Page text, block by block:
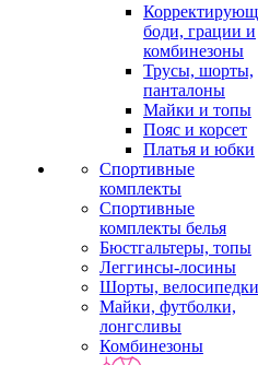
боди, грации и
комбинезоны
Трусы, шорты,
панталоны
Майки и топы
Пояс и корсет
Платья и юбки
Спортивные
комплекты
Спортивные
комплекты белья
Бюстгальтеры, топы
Леггинсы-лосины
Шорты, велосипедки
Майки, футболки,
лонгсливы
Комбинезоны